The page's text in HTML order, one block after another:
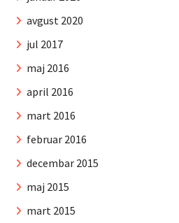
avgust 2020
jul 2017
maj 2016
april 2016
mart 2016
februar 2016
decembar 2015
maj 2015
mart 2015